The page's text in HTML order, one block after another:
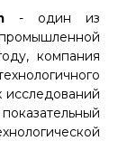
- один из
компания